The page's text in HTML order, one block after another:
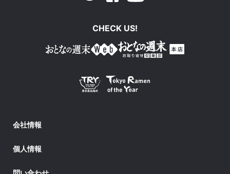
CHECK US!
会社情報
個人情報